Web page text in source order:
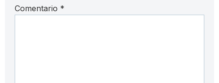
Comentario *